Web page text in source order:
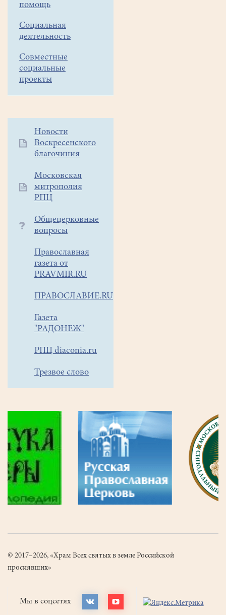
помощь
Социальная
деятельность
Совместные
социальные
проекты
Дополнительное
меню
Новости
Воскресенского
благочиния
Московская
митрополия
РПЦ
Общецерковные
вопросы
Православная
газета от
PRAVMIR.RU
ПРАВОСЛАВИЕ.RU
Газета
"РАДОНЕЖ"
РПЦ diaconia.ru
Трезвое слово
© 2017–2026, «Храм Всех святых в земле Российской
просиявших»
Мы в соцсетях